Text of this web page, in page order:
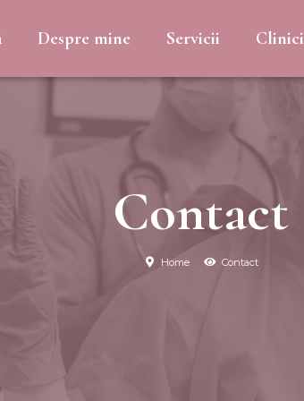
Despre mine Servicii Clinici
Contact
Home Contact